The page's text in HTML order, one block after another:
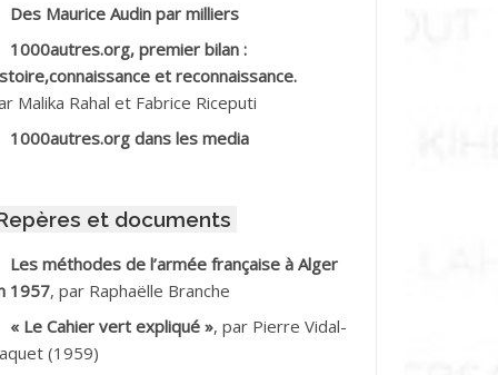
Ahmed dit le Coiffeur
Mohamed
Salah
M.*
Ali
Des Maurice Audin par milliers
1000autres.org, premier bilan :
et reconnaissance.
Malika Rahal et Fabrice Riceputi
1000autres.org dans les media
et documents
Les méthodes de l’armée française à Alger
1957, par Raphaëlle Branche
« Le Cahier vert expliqué », par Pierre Vidal-
(1959)